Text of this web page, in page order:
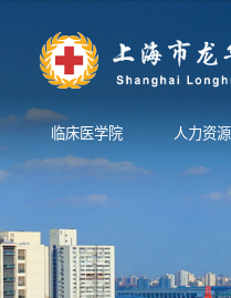
临床医学院 人力资源